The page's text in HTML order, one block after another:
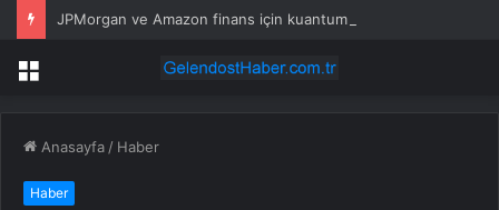
Menü
Anasayfa / Haber
Haber